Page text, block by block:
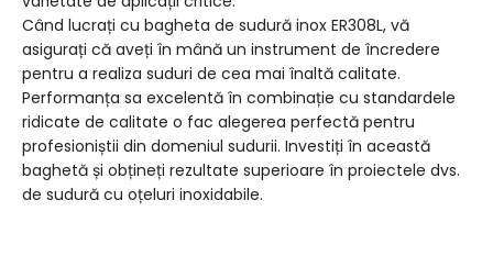
Când lucrați cu bagheta de sudură inox ER308L, vă
asigurați că aveți în mână un instrument de încredere
pentru a realiza suduri de cea mai înaltă calitate.
Performanța sa excelentă în combinație cu standardele
ridicate de calitate o fac alegerea perfectă pentru
profesioniștii din domeniul sudurii. Investiți în această
baghetă și obțineți rezultate superioare în proiectele dvs.
de sudură cu oțeluri inoxidabile.